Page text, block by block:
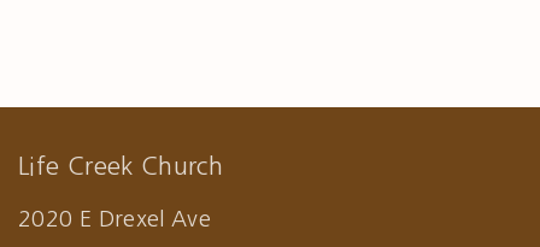
Life Creek Church
2020 E Drexel Ave